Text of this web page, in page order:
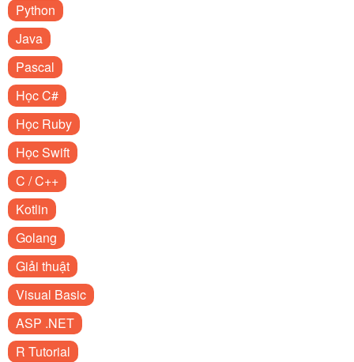
Python
Java
Pascal
Học C#
Học Ruby
Học Swift
C / C++
Kotlin
Golang
Giải thuật
Visual Basic
ASP .NET
R Tutorial